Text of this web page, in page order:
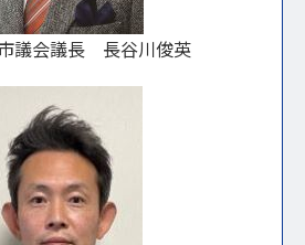
議会議長 長谷川俊英